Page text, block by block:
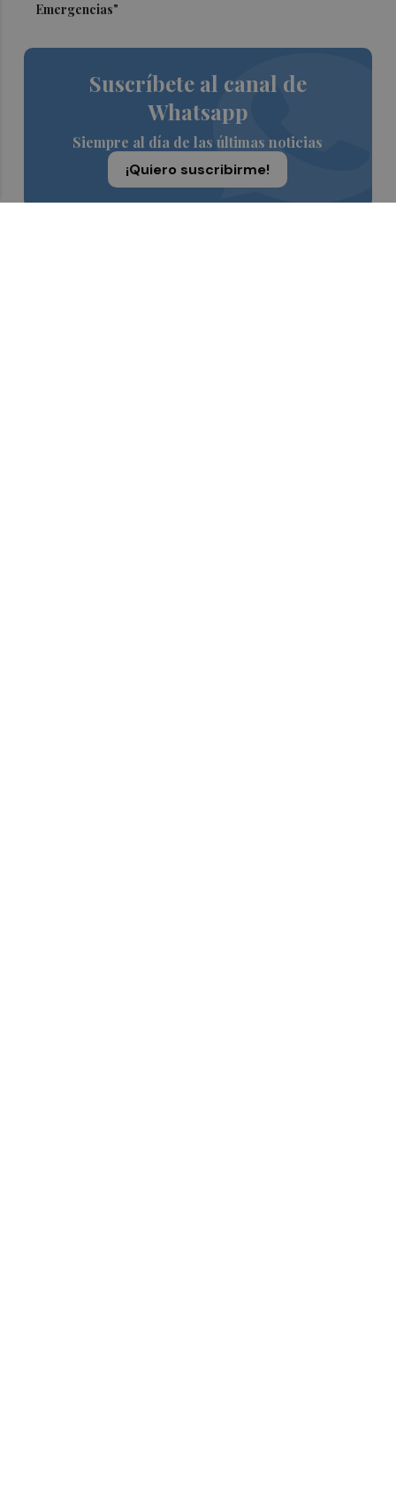
Emergencias"
Suscríbete al canal de
Whatsapp
Siempre al día de las últimas noticias
¡Quiero suscribirme!